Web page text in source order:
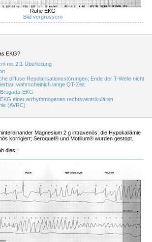
Ruhe EKG
Bild vergrössern
EKG?
mit 2:1-Überleitung
diffuse Repolarisationsstörungen; Ende der T-Welle nicht
wahrscheinich lange QT-Zeit
EKG
einer arrhythmogenen rechtsventrikulären
(AVRC)
Magnesium 2 g intravenös; die Hypokaliämie
korrigiert; Seroquel® und Motilium® wurden gestopt.
dies: